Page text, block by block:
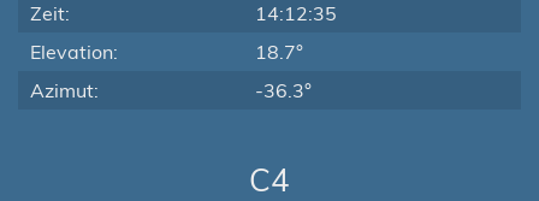
Zeit:
14:12:35
Elevation:
18.7°
Azimut:
-36.3°
C4